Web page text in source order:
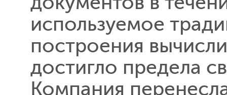
используемое
построения
достигло предела
Компания